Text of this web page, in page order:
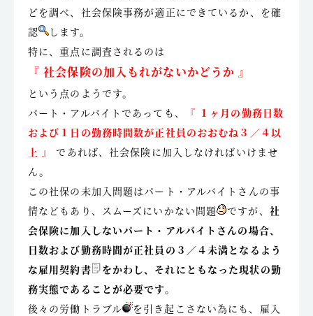
どを調べ、社会保険事務が適正にできているか、を確
認
します。
特に、重点に調査されるのは
『 社会保険の加入もれがないかどうか 』
という点のようです。
パート・アルバイトであっても、
『 １ヶ月の勤務日数
および１日の勤務時間数が正社員のおおむね３／４以
上 』
であれば、社会保険に加入しなければいけませ
ん。
この社保の未加入問題はパート・アルバイトさんの事
情などもあり、スムーズにいかない問題
ですが、 社
会保険に加入しないパート・アルバイトさんの場合、
日数および勤務時間が正社員の３／４未満となるよう
な雇用契約書
をかわし、それにともなった現状の勤
務実態であることが必要です。
後々の労働トラブル
を引き起こさない為にも、雇入